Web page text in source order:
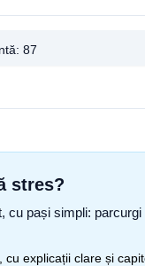
87
stres?
cu pași simpli:
, cu explicații clare și